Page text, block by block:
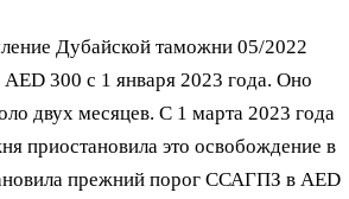
Дубайской таможни 05/2022
300 с 1 января 2023 года. Оно
двух месяцев. С 1 марта 2023 года
приостановила это освобождение в
прежний порог ССАГПЗ в AED